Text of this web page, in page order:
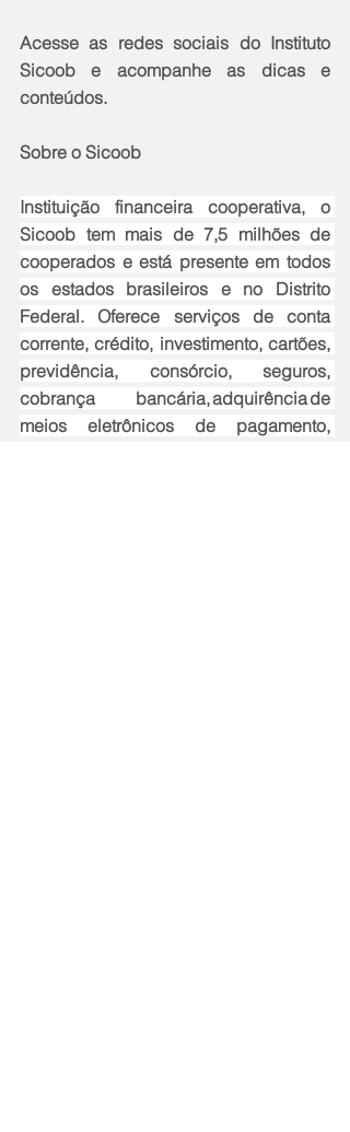
Acesse as redes sociais do Instituto
Sicoob e acompanhe as dicas e
conteúdos.
Sobre o Sicoob
Instituição financeira cooperativa, o
Sicoob tem mais de 7,5 milhões de
cooperados e está presente em todos
os estados brasileiros e no Distrito
Federal. Oferece serviços de conta
corrente, crédito, investimento, cartões,
previdência, consórcio, seguros,
cobrança bancária, adquirência de
meios eletrônicos de pagamento,